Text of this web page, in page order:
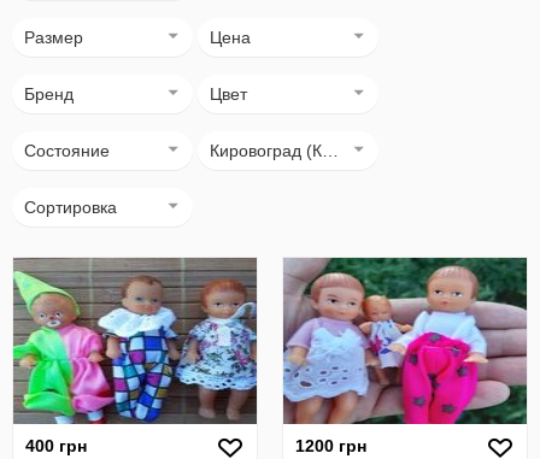
Размер Цена
Бренд Цвет
Состояние
Сортировка
400 грн
1200 грн